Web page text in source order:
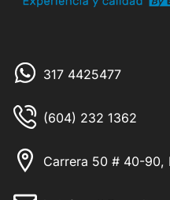
317 4425477
(604) 232 1362
Carrera 50 # 40-90,